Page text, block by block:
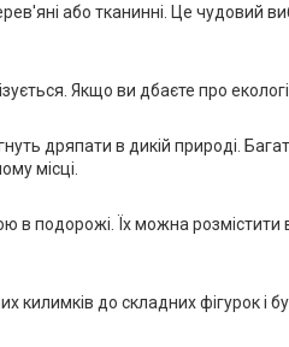
або тканинні. Це чудовий
Якщо ви дбаєте про
дряпати в дикій природі.
місці.
в подорожі. Їх можна розмістити
килимків до складних фігурок і